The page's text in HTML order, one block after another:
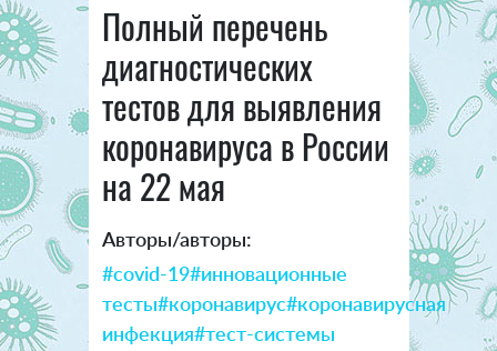
Полный перечень
диагностических
тестов для выявления
коронавируса в России
на 22 мая
Авторы/авторы:
#covid-19#инновационные
тесты#коронавирус#коронавирусная
инфекция#тест-системы